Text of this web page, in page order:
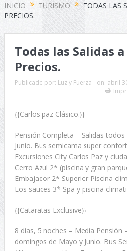
INICIO TURISMO
TODAS LAS
PRECIOS.
Todas las Salidas
Precios.
Publicado por: Luz y Fuerza on: abril
{{Carlos paz Clásico.}}
Pensión Completa – Salidas
Junio. Bus semicama super
Excursiones City Carlos Paz y
Cerro Azul 2* (piscina y gran
Embajador 2* Superior Piscina
Los sauces 3* Spa y piscina
{{Cataratas Exclusive}}
8 días, 5 noches – Media Pensión
domingos de Mayo y Junio. Bus